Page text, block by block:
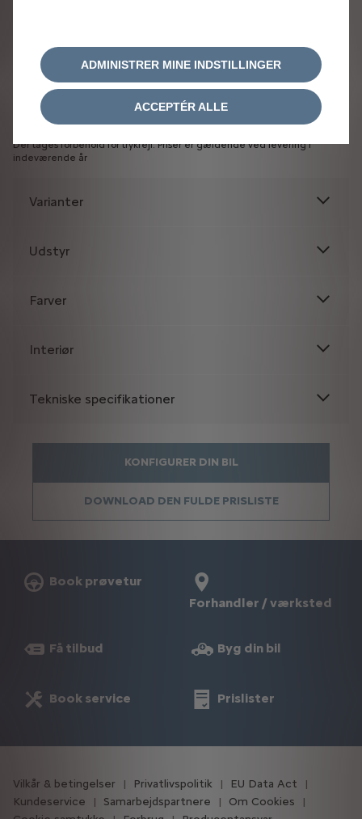
Book prøvetur
Forhandler / værksted
Få tilbud Byg din bil
Book service Prislister
Vilkår & betingelser Privatlivspolitik
EU Data Act
Kundeservice
Samarbejdspartnere
Om Cookies
ADMINISTRER MINE INDSTILLINGER
ACCEPTÉR ALLE